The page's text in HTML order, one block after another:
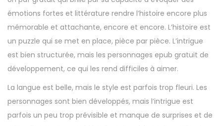
émotions fortes et littérature rendre l’histoire encore plus
mémorable et attachante, encore et encore. L’histoire est
un puzzle qui se met en place, pièce par pièce. L’intrigue
est bien structurée, mais les personnages epub gratuit de
développement, ce qui les rend difficiles à aimer.
La langue est belle, mais le style est parfois trop fleuri. Les
personnages sont bien développés, mais l’intrigue est
parfois un peu trop prévisible et manque de surprises et de